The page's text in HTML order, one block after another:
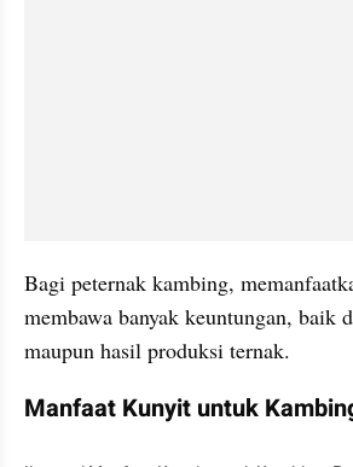
Bagi peternak kambing,
membawa banyak keuntungan, baik
maupun hasil produksi ternak.
Manfaat Kunyit untuk